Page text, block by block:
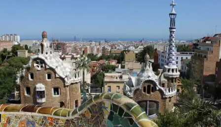
Fecha de salida
Buscar